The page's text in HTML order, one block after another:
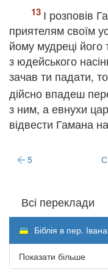
І розповів
приятелям своїм
йому мудреці
з юдейського
зачав ти падати,
дійсно впадеш
з ним, а евнухи
відвести Гамана
5
Всі переклади
Біблія в пер.
Показати більше